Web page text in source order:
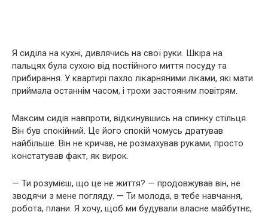
Я сиділа на кухні, дивлячись на свої руки. Шкіра на
пальцях була сухою від постійного миття посуду та
прибирання. У квартирі пахло лікарняними ліками, які мати
приймала останнім часом, і трохи застояним повітрям.
Максим сидів навпроти, відкинувшись на спинку стільця.
Він був спокійний. Це його спокій чомусь дратував
найбільше. Він не кричав, не розмахував руками, просто
констатував факт, як вирок.
— Ти розумієш, що це не життя? — продовжував він, не
зводячи з мене погляду. — Ти молода, в тебе навчання,
робота, плани. Я хочу, щоб ми будували власне майбутнє,